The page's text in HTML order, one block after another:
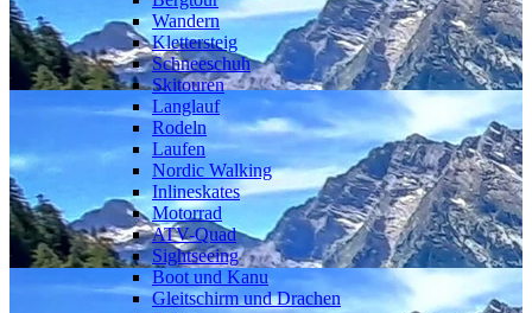
Wandern
Klettersteig
Schneeschuh
Skitouren
Langlauf
Rodeln
Laufen
Nordic Walking
Inlineskates
Motorrad
ATV-Quad
Sightseeing
Boot und Kanu
Gleitschirm und Drachen